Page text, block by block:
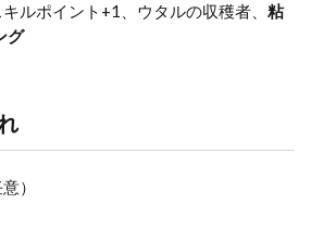
ルポイント+1、ウタルの収穫者、 粘
グ
）